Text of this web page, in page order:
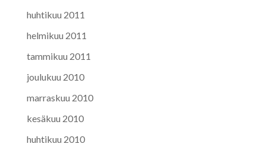
huhtikuu 2011
helmikuu 2011
tammikuu 2011
joulukuu 2010
marraskuu 2010
kesäkuu 2010
huhtikuu 2010